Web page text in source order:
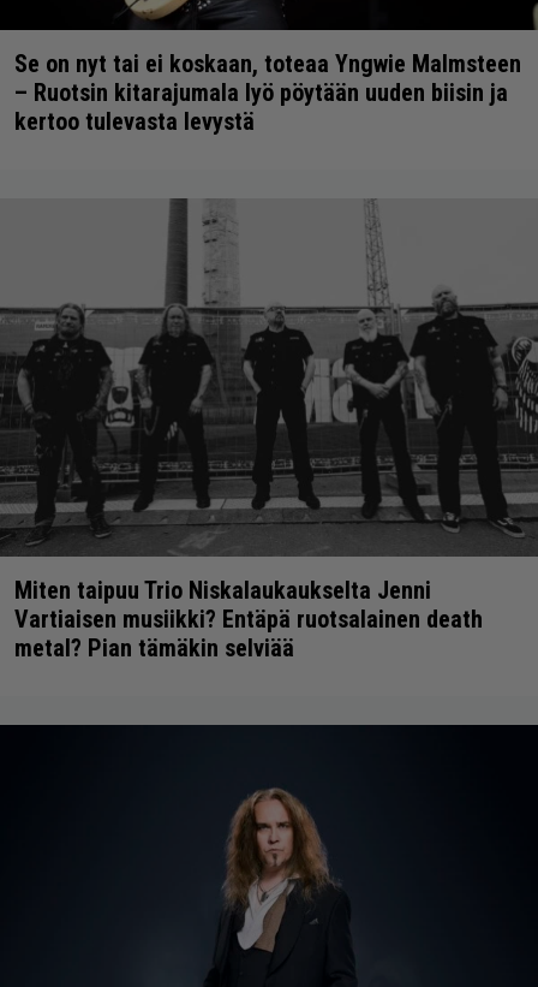
Se on nyt tai ei koskaan, toteaa Yngwie Malmsteen
– Ruotsin kitarajumala lyö pöytään uuden biisin ja
kertoo tulevasta levystä
Miten taipuu Trio Niskalaukaukselta Jenni
Vartiaisen musiikki? Entäpä ruotsalainen death
metal? Pian tämäkin selviää